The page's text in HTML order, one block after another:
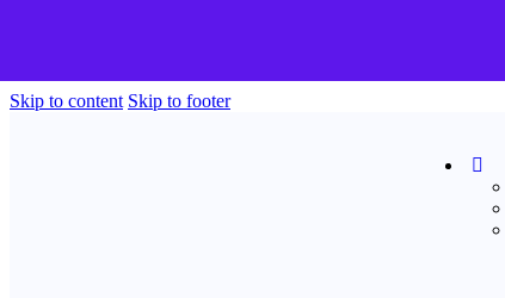
Skip to content Skip to footer